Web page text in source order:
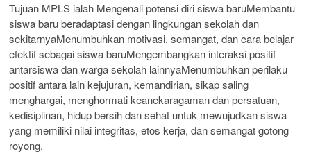
Tujuan MPLS ialah Mengenali potensi diri siswa baruMembantu
siswa baru beradaptasi dengan lingkungan sekolah dan
sekitarnyaMenumbuhkan motivasi, semangat, dan cara belajar
efektif sebagai siswa baruMengembangkan interaksi positif
antarsiswa dan warga sekolah lainnyaMenumbuhkan perilaku
positif antara lain kejujuran, kemandirian, sikap saling
menghargai, menghormati keanekaragaman dan persatuan,
kedisiplinan, hidup bersih dan sehat untuk mewujudkan siswa
yang memiliki nilai integritas, etos kerja, dan semangat gotong
royong.